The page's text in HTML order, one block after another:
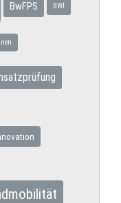
BwFPS BWI